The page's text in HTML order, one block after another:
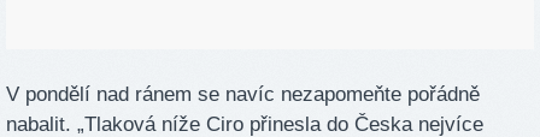
V pondělí nad ránem se navíc nezapomeňte pořádně
nabalit. „Tlaková níže Ciro přinesla do Česka nejvíce